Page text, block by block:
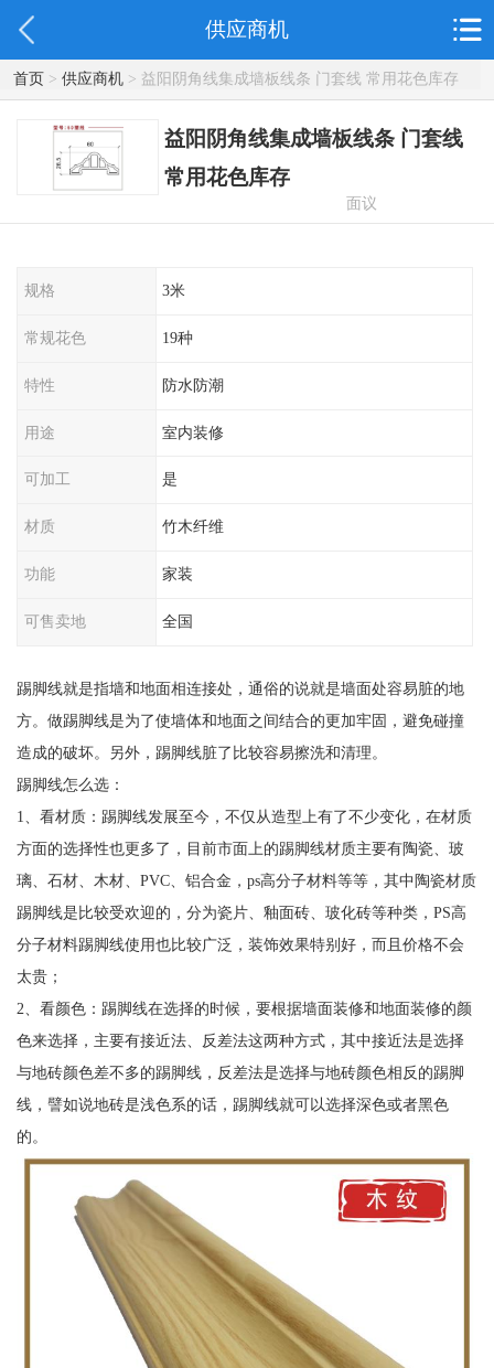
供应商机
首页> 供应商机> 益阳阴角线集成墙板线条 门套线 常用花色库存
益阳阴角线集成墙板线条 门套线
常用花色库存
面议
规格 3米
常规花色 19种
特性 防水防潮
用途 室内装修
可加工 是
材质 竹木纤维
功能 家装
可售卖地 全国
踢脚线就是指墙和地面相连接处，通俗的说就是墙面处容易脏的地
方。做踢脚线是为了使墙体和地面之间结合的更加牢固，避免碰撞
造成的破坏。另外，踢脚线脏了比较容易擦洗和清理。
踢脚线怎么选：
1、看材质：踢脚线发展至今，不仅从造型上有了不少变化，在材质
方面的选择性也更多了，目前市面上的踢脚线材质主要有陶瓷、玻
璃、石材、木材、PVC、铝合金，ps高分子材料等等，其中陶瓷材质
踢脚线是比较受欢迎的，分为瓷片、釉面砖、玻化砖等种类，PS高
分子材料踢脚线使用也比较广泛，装饰效果特别好，而且价格不会
太贵；
2、看颜色：踢脚线在选择的时候，要根据墙面装修和地面装修的颜
色来选择，主要有接近法、反差法这两种方式，其中接近法是选择
与地砖颜色差不多的踢脚线，反差法是选择与地砖颜色相反的踢脚
线，譬如说地砖是浅色系的话，踢脚线就可以选择深色或者黑色
的。